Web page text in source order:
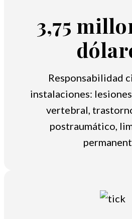
3,75
Responsabilidad
instalaciones:
vertebral,
postraumático,